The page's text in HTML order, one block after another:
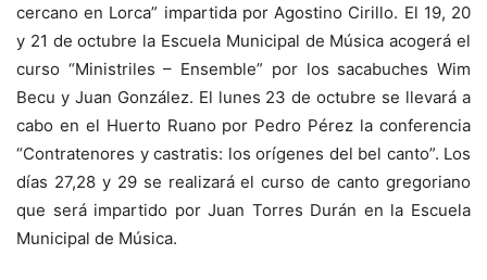
cercano en Lorca” impartida por Agostino Cirillo. El 19, 20
y 21 de octubre la Escuela Municipal de Música acogerá el
curso “Ministriles – Ensemble” por los sacabuches Wim
Becu y Juan González. El lunes 23 de octubre se llevará a
cabo en el Huerto Ruano por Pedro Pérez la conferencia
“Contratenores y castratis: los orígenes del bel canto”. Los
días 27,28 y 29 se realizará el curso de canto gregoriano
que será impartido por Juan Torres Durán en la Escuela
Municipal de Música.